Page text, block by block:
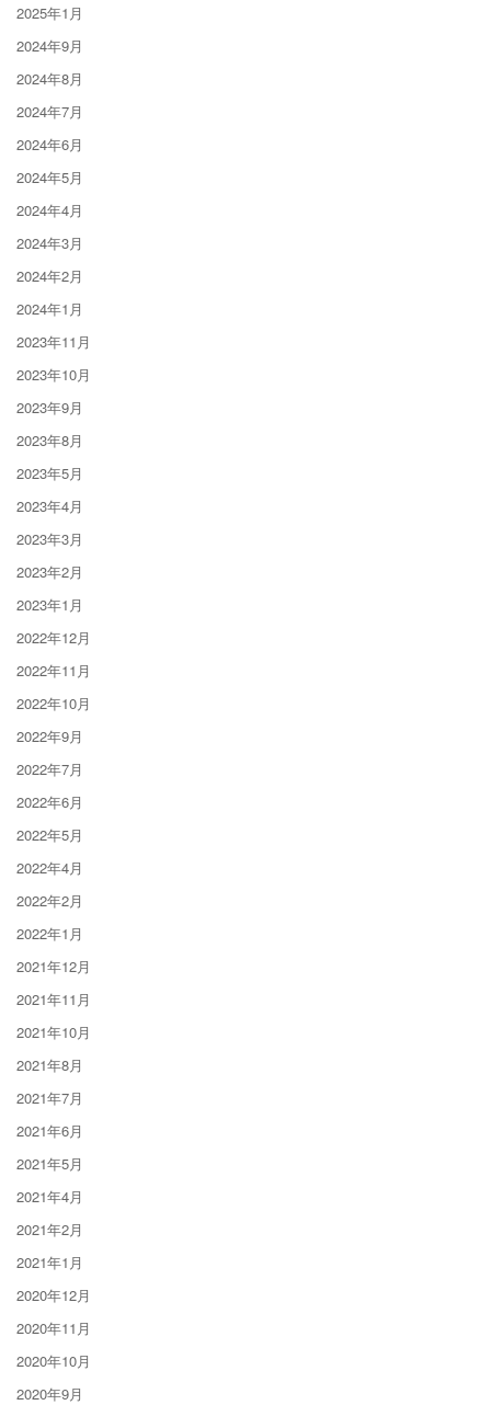
2025年1月
2024年9月
2024年8月
2024年7月
2024年6月
2024年5月
2024年4月
2024年3月
2024年2月
2024年1月
2023年11月
2023年10月
2023年9月
2023年8月
2023年5月
2023年4月
2023年3月
2023年2月
2023年1月
2022年12月
2022年11月
2022年10月
2022年9月
2022年7月
2022年6月
2022年5月
2022年4月
2022年2月
2022年1月
2021年12月
2021年11月
2021年10月
2021年8月
2021年7月
2021年6月
2021年5月
2021年4月
2021年2月
2021年1月
2020年12月
2020年11月
2020年10月
2020年9月